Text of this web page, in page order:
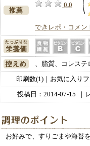
0.0
できレポ・コメン
、脂質、コレステ
印刷数(1)｜お気に入り
投稿日： 2014-07-15 ｜
お好みで、すりごまや海苔